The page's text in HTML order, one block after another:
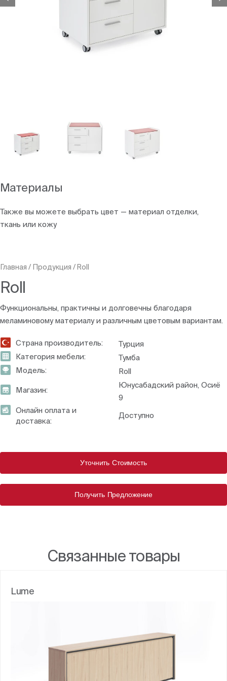
Материалы
Также вы можете выбрать цвет — материал отделки,
ткань или кожу
Главная / Продукция / Roll
Roll
Функциональны, практичны и долговечны благодаря
меламиновому материалу и различным цветовым вариантам.
Страна производитель:
Турция
Категория мебели:
Тумба
Модель:
Roll
Магазин:
Юнусабадский район, Осиё
9
Онлайн оплата и
доставка:
Доступно
Уточнить Стоимость
Получить Предложение
Связанные товары
Lume